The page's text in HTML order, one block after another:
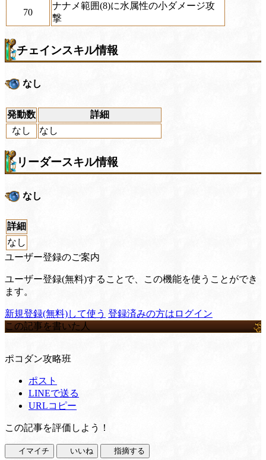
70
ナナメ範囲(8)に水属性の小ダメージ攻
撃
チェインスキル情報
なし
発動数
詳細
なし
なし
リーダースキル情報
なし
詳細
なし
ユーザー登録のご案内
ユーザー登録(無料)することで、この機能を使うことができ
ます。
新規登録(無料)して使う 登録済みの方はログイン
この記事を書いた人
ポコダン攻略班
ポスト
LINEで送る
URLコピー
この記事を評価しよう！
イマイチ いいね 指摘する